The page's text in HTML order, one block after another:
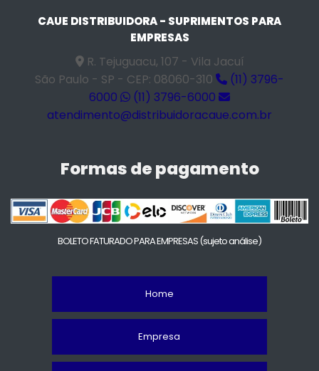
CAUE DISTRIBUIDORA - SUPRIMENTOS PARA
EMPRESAS
R. Tejuguacu, 107 - Vila Jacuí
São Paulo - SP - CEP: 08060-310
(11) 3796-
6000
(11) 3796-6000
atendimento@distribuidoracaue.com.br
Formas de pagamento
BOLETO FATURADO PARA EMPRESAS(sujeto análise)
Home
Empresa